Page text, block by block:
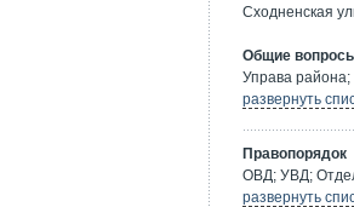
Сходненская
Общие
Управа
развернуть
Правопорядок
ОВД; УВД;
развернуть